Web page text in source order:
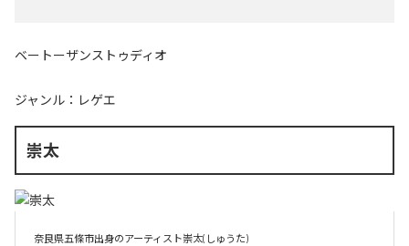
ベートーザンストゥディオ
ジャンル： レゲエ
崇太
奈良県五條市出身のアーティスト崇太(しゅうた)